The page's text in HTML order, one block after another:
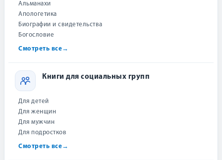
Альманахи
Апологетика
Биографии и свидетельства
Богословие
Смотреть все→
Книги для социальных групп
Для детей
Для женщин
Для мужчин
Для подростков
Смотреть все→
499₽
− 1 +
Сообщить о снижении цены
При заказе в один клик сотрудник магазина перезвонит для